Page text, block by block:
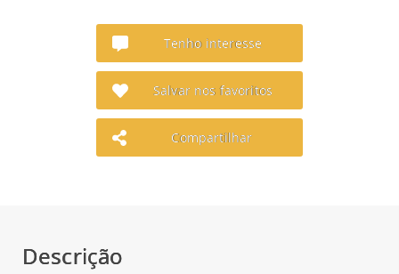
Tenho interesse
Salvar nos favoritos
Compartilhar
Descrição